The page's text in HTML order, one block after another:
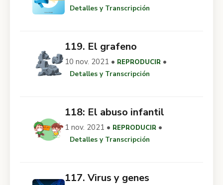
Detalles y Transcripción
119. El grafeno
10 nov. 2021 • REPRODUCIR •
Detalles y Transcripción
118: El abuso infantil
1 nov. 2021 • REPRODUCIR •
Detalles y Transcripción
117. Virus y genes